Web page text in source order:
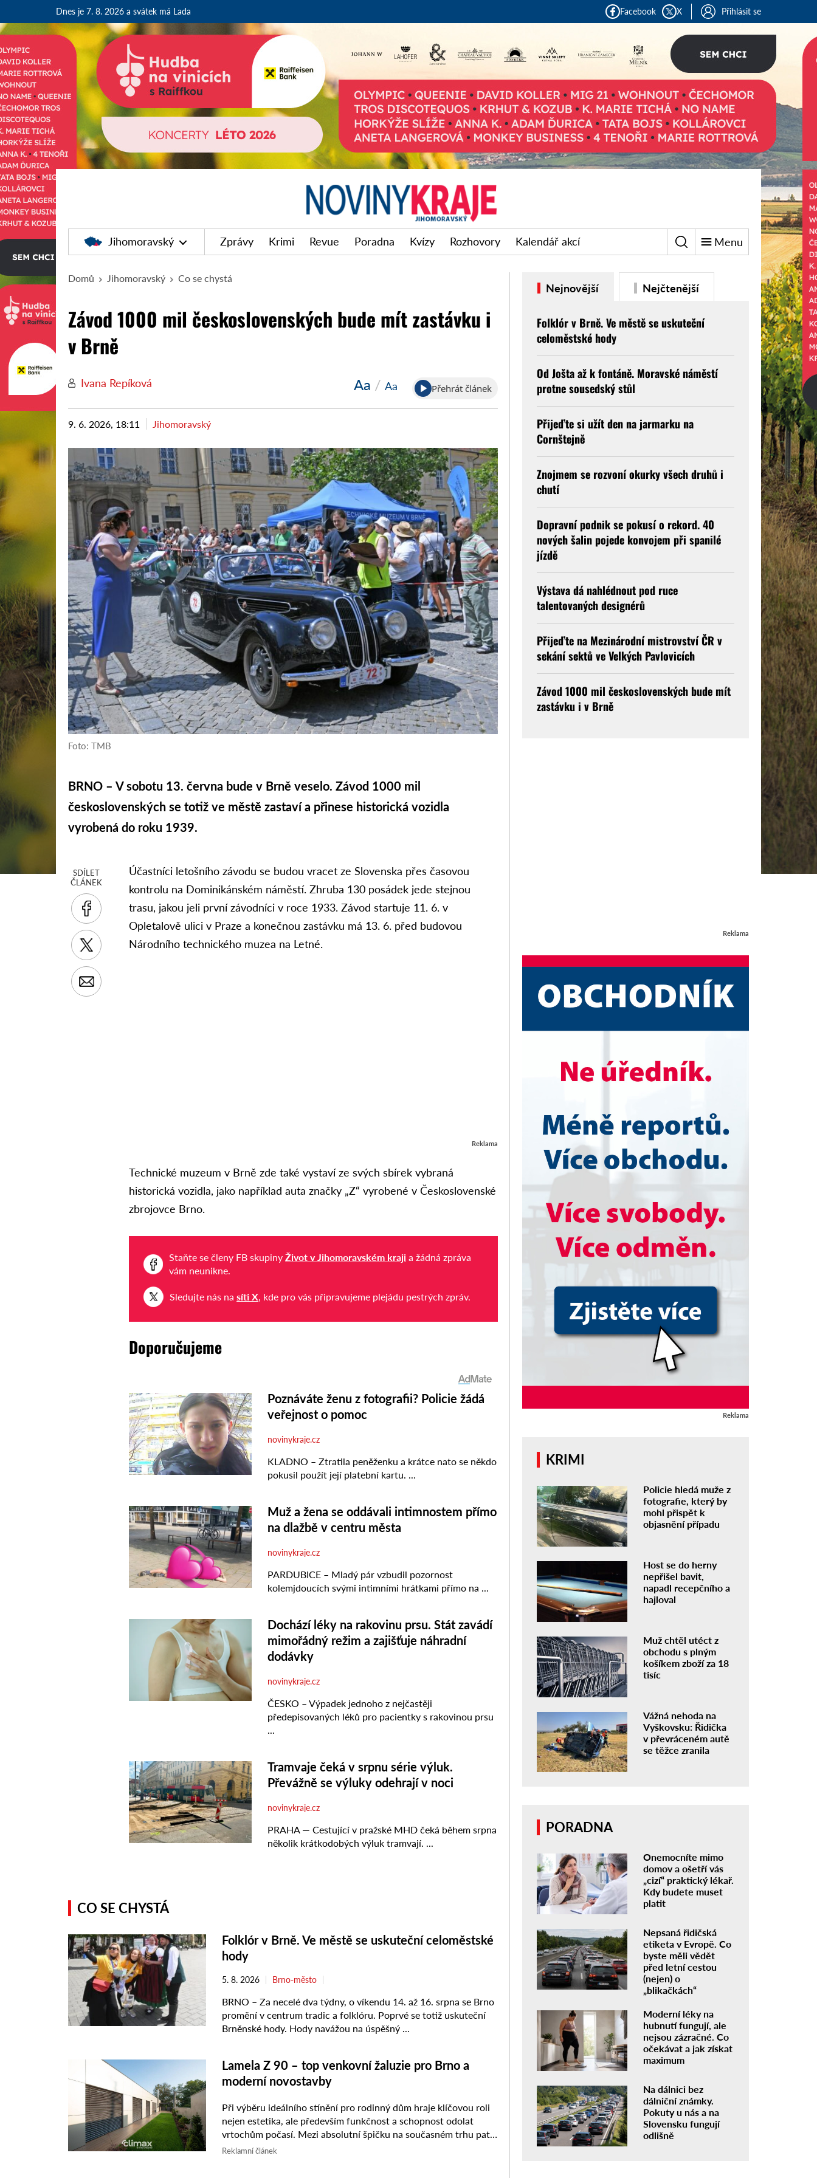
Dnes je 7. 8. 2026 a svátek má Lada Facebook X Přihlásit se
Jihomoravský Zprávy Krimi Revue Poradna Kvízy Rozhovory Kalendář akcí Menu
Domů Jihomoravský Co se chystá
Závod 1000 mil československých bude mít zastávku i
v Brně
Ivana Repíková Aa / Aa Přehrát článek
9. 6. 2026, 18:11 Jihomoravský
Foto: TMB
BRNO – V sobotu 13. června bude v Brně veselo. Závod 1000 mil
československých se totiž ve městě zastaví a přinese historická vozidla
vyrobená do roku 1939.
SDÍLET
ČLÁNEK
Účastníci letošního závodu se budou vracet ze Slovenska přes časovou
kontrolu na Dominikánském náměstí. Zhruba 130 posádek jede stejnou
trasu, jakou jeli první závodníci v roce 1933. Závod startuje 11. 6. v
Opletalově ulici v Praze a konečnou zastávku má 13. 6. před budovou
Národního technického muzea na Letné.
Reklama
Technické muzeum v Brně zde také vystaví ze svých sbírek vybraná
historická vozidla, jako například auta značky „Z“ vyrobené v Československé
zbrojovce Brno.
Staňte se členy FB skupinyŽivot v Jihomoravském kraji a žádná zpráva
vám neunikne.
Sledujte nás nasíti X, kde pro vás připravujeme plejádu pestrých zpráv.
Doporučujeme
CO SE CHYSTÁ
Folklór v Brně. Ve městě se uskuteční celoměstské
hody
5. 8. 2026 Brno-město
BRNO – Za necelé dva týdny, o víkendu 14. až 16. srpna se Brno
promění v centrum tradic a folklóru. Poprvé se totiž uskuteční
Brněnské hody. Hody navážou na úspěšný ...
Lamela Z 90 – top venkovní žaluzie pro Brno a
moderní novostavby
Při výběru ideálního stínění pro rodinný dům hraje klíčovou roli
nejen estetika, ale především funkčnost a schopnost odolat
vrtochům počasí. Mezi absolutní špičku na současném trhu patří
pokročilá lamela Z ...
Reklamní článek
Nejnovější Nejčtenější
Folklór v Brně. Ve městě se uskuteční
celoměstské hody
Od Jošta až k fontáně. Moravské náměstí
protne sousedský stůl
Přijeďte si užít den na jarmarku na
Cornštejně
Znojmem se rozvoní okurky všech druhů i
chutí
Dopravní podnik se pokusí o rekord. 40
nových šalin pojede konvojem při spanilé
jízdě
Výstava dá nahlédnout pod ruce
talentovaných designérů
Přijeďte na Mezinárodní mistrovství ČR v
sekání sektů ve Velkých Pavlovicích
Závod 1000 mil československých bude mít
zastávku i v Brně
Reklama
Reklama
KRIMI
Policie hledá muže z
fotografie, který by
mohl přispět k
objasnění případu
Host se do herny
nepřišel bavit,
napadl recepčního a
hajloval
Muž chtěl utéct z
obchodu s plným
košíkem zboží za 18
tisíc
Vážná nehoda na
Vyškovsku: Řidička
v převráceném autě
se těžce zranila
PORADNA
Onemocníte mimo
domov a ošetří vás
„cizí“ praktický lékař.
Kdy budete muset
platit
Nepsaná řidičská
etiketa v Evropě. Co
byste měli vědět
před letní cestou
(nejen) o
„blikačkách“
Moderní léky na
hubnutí fungují, ale
nejsou zázračné. Co
očekávat a jak získat
maximum
Na dálnici bez
dálniční známky.
Pokuty u nás a na
Slovensku fungují
odlišně